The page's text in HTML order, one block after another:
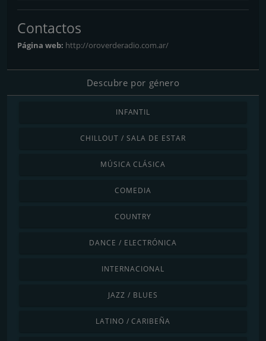
Contactos
Página web: http://oroverderadio.com.ar/
Descubre por género
INFANTIL
CHILLOUT / SALA DE ESTAR
MÚSICA CLÁSICA
COMEDIA
COUNTRY
DANCE / ELECTRÓNICA
INTERNACIONAL
JAZZ / BLUES
LATINO / CARIBEÑA